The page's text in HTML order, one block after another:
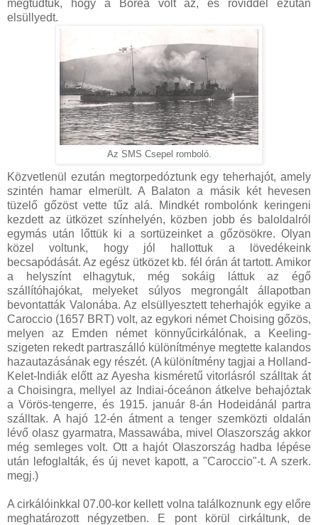
megtudtuk, hogy a Borea volt az, és röviddel ezután
elsüllyedt.
Az SMS Csepel romboló.
Közvetlenül ezután megtorpedóztunk egy teherhajót, amely
szintén hamar elmerült. A Balaton a másik két hevesen
tüzelő gőzöst vette tűz alá. Mindkét rombolónk keringeni
kezdett az ütközet színhelyén, közben jobb és baloldalról
egymás után lőttük ki a sortüzeinket a gőzösökre. Olyan
közel voltunk, hogy jól hallottuk a lövedékeink
becsapódását. Az egész ütközet kb. fél órán át tartott. Amikor
a helyszínt elhagytuk, még sokáig láttuk az égő
szállítóhajókat, melyeket súlyos megrongált állapotban
bevontatták Valonába. Az elsüllyesztett teherhajók egyike a
Caroccio (1657 BRT) volt, az egykori német Choising gőzös,
melyen az Emden német könnyűcirkálónak, a Keeling-
szigeten rekedt partraszálló különítménye megtette kalandos
hazautazásának egy részét. (A különítmény tagjai a Holland-
Kelet-Indiák előtt az Ayesha kisméretű vitorlásról szálltak át
a Choisingra, mellyel az Indiai-óceánon átkelve behajóztak
a Vörös-tengerre, és 1915. január 8-án Hodeidánál partra
szálltak. A hajó 12-én átment a tenger szemközti oldalán
lévő olasz gyarmatra, Massawába, mivel Olaszország akkor
még semleges volt. Ott a hajót Olaszország hadba lépése
után lefoglalták, és új nevet kapott, a "Caroccio"-t. A szerk.
megj.)
A cirkálóinkkal 07.00-kor kellett volna találkoznunk egy előre
meghatározott négyzetben. E pont körül cirkáltunk, de